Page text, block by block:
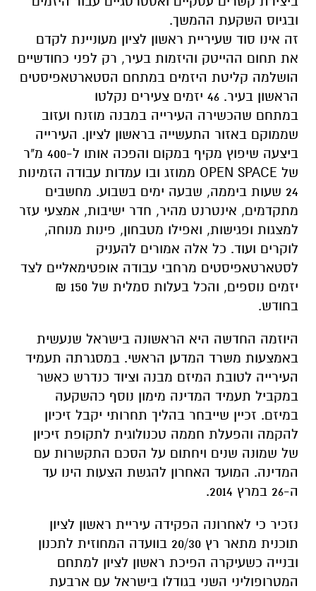
ובגיוס השקעת ההמשך.
זה אינו סוד שעיריית ראשון לציון מעוניינת לקדם
את תחום ההייטק והיזמות בעיר, רק לפני כחודשיים
הושלמה קליטת היזמים במתחם הסטארטאפיסטים
הראשון בעיר. 46 יזמים צעירים נקלטו
במתחם שהכשירה העירייה במבנה מוזנח ועזוב
שממוקם באזור התעשייה בראשון לציון. העירייה
ביצעה שיפוץ מקיף במקום והפכה אותו ל-400 מ"ר
של OPEN SPACE ממוזג ובו עמדות עבודה הזמינות
24 שעות ביממה, שבעה ימים בשבוע. מחשבים
מתקדמים, אינטרנט מהיר, חדר ישיבות, אמצעי עזר
למצגות ופגישות, ואפילו מטבחון, פינות מנוחה,
לוקרים ועוד. כל אלה אמורים להעניק
לסטארטאפיסטים מרחבי עבודה אופטימאליים לצד
יזמים נוספים, והכל בעלות סמלית של 150 ₪
בחודש.
היוזמה החדשה היא הראשונה בישראל שנעשית
באמצעות משרד המדען הראשי. במסגרתה תעמיד
העירייה לטובת המיזם מבנה וציוד כנדרש כאשר
במקביל תעמיד המדינה מימון נוסף כהשקעה
במיזם. זכיין שייבחר בהליך תחרותי יקבל זיכיון
להקמה והפעלת חממה טכנולוגית לתקופת זיכיון
של שמונה שנים ויחתום על הסכם התקשרות עם
המדינה. המועד האחרון להגשת הצעות הינו עד
ה-26 במרץ 2014.
נזכיר כי לאחרונה הפקידה עיריית ראשון לציון
תוכנית מתאר רץ 20/30 בוועדה המחוזית לתכנון
ובנייה כשעיקרה הפיכת ראשון לציון למתחם
המטרופוליני השני בגודלו בישראל עם ארבעת